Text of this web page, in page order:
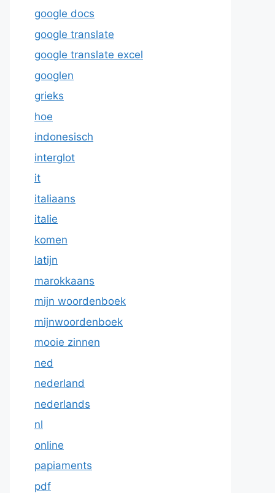
google docs
google translate
google translate excel
googlen
grieks
hoe
indonesisch
interglot
it
italiaans
italie
komen
latijn
marokkaans
mijn woordenboek
mijnwoordenboek
mooie zinnen
ned
nederland
nederlands
nl
online
papiaments
pdf